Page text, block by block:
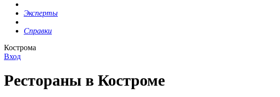
Эксперты
Справки
Кострома
Вход
Рестораны в Костроме